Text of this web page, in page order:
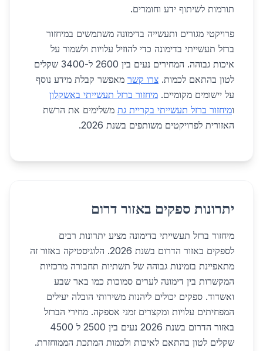
תורמות לשיתוף ידע וחומרים.
פרויקטי מגורים ותעשייה בדימונה משתמשים במיחזור
ברזל תעשייתי בדימונה כדי להוזיל עלויות ולשמור על
איכות גבוהה. המחירים נעים בין 2600 ל-3400 שקלים
לטון בהתאם לכמות. צרו קשר מאפשר קבלת מידע נוסף
על יישומים מקומיים. מיחזור ברזל תעשייתי באשקלון
ומיחזור ברזל תעשייתי בקריית גת משלימים את הרשת
האזורית לפרויקטים משותפים בשנת 2026.
יתרונות ספקים באזור דרום
מיחזור ברזל תעשייתי בדימונה מציע יתרונות רבים
לספקים באזור הדרום בשנת 2026. הלוגיסטיקה באזור זה
מתאפיינת בזמינות גבוהה של תשתיות תחבורה מרכזיות
המקשרות בין דימונה לערים סמוכות כמו באר שבע
ואשדוד. ספקים יכולים ליהנות משירותי הובלה יעילים
המפחיתים עלויות ומקצרים זמני אספקה. מחירי הברזל
באזור הדרום בשנת 2026 נעים בין 2500 ל 4500
שקלים לטון בהתאם לאיכות ולכמות המתכת הממוחזרת.